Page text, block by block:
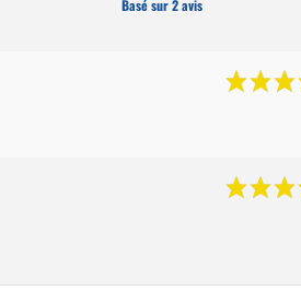
Basé sur 2 avis